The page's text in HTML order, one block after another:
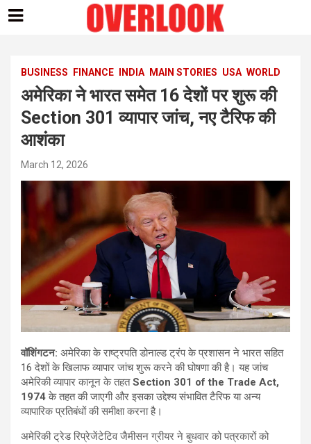
contentBUSINESS FINANCE INDIA MAIN STORIES USA WORLD
अमेरिका ने भारत समेत 16 देशों पर शुरू की
Section 301 व्यापार जांच, नए टैरिफ की
आशंका
March 12, 2026
वॉशिंगटन: अमेरिका के राष्ट्रपति डोनाल्ड ट्रंप के प्रशासन ने भारत सहित
16 देशों के खिलाफ व्यापार जांच शुरू करने की घोषणा की है। यह जांच
अमेरिकी व्यापार कानून के तहतSection 301 of the Trade Act,
1974के तहत की जाएगी और इसका उद्देश्य संभावित टैरिफ या अन्य
व्यापारिक प्रतिबंधों की समीक्षा करना है।
अमेरिकी ट्रेड रिप्रेजेंटेटिव जैमीसन ग्रीयर ने बुधवार को पत्रकारों को